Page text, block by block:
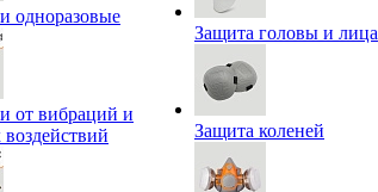
одноразовые
от вибраций и
Защита головы и лица
Защита коленей